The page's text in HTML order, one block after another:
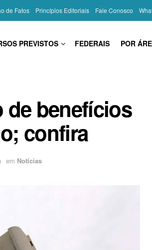
de Fatos Princípios Editoriais Fale Conosco
PREVISTOS FEDERAIS POR
de benefícios
confira
em Notícias